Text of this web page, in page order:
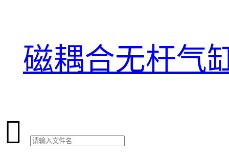
磁耦合无杆气
